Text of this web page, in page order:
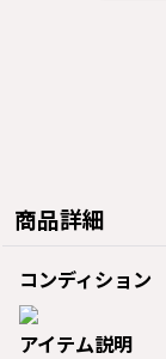
商品詳細
コンディション
アイテム説明